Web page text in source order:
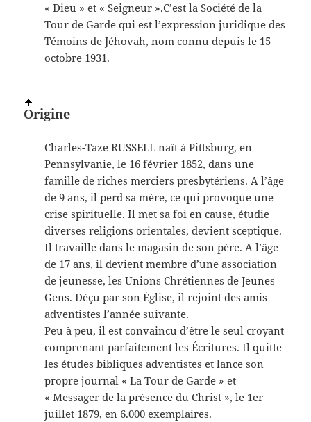
« Dieu » et « Seigneur ».C’est la Société de la
Tour de Garde qui est l’expression juridique des
Témoins de Jéhovah, nom connu depuis le 15
octobre 1931.
Origine
Charles-Taze RUSSELL naît à Pittsburg, en
Pennsylvanie, le 16 février 1852, dans une
famille de riches merciers presbytériens. A l’âge
de 9 ans, il perd sa mère, ce qui provoque une
crise spirituelle. Il met sa foi en cause, étudie
diverses religions orientales, devient sceptique.
Il travaille dans le magasin de son père. A l’âge
de 17 ans, il devient membre d’une association
de jeunesse, les Unions Chrétiennes de Jeunes
Gens. Déçu par son Église, il rejoint des amis
adventistes l’année suivante.
Peu à peu, il est convaincu d’être le seul croyant
comprenant parfaitement les Écritures. Il quitte
les études bibliques adventistes et lance son
propre journal « La Tour de Garde » et
« Messager de la présence du Christ », le 1er
juillet 1879, en 6.000 exemplaires.